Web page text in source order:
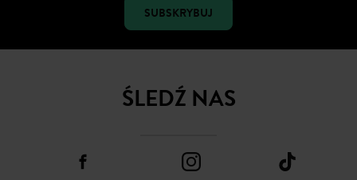
SUBSKRYBUJ
ŚLEDŹ NAS